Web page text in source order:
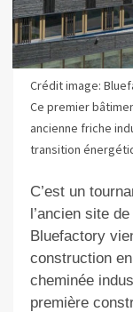
Crédit image:
Ce premier
ancienne friche
transition
C’est un
l’ancien site
Bluefactory
construction
cheminée
première